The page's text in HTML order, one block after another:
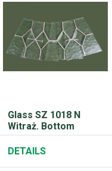
Glass SZ 1018 N
Witraż. Bottom
DETAILS